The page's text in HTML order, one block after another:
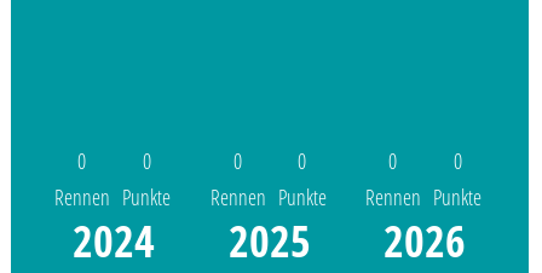
0
Rennen
0
Punkte
2024
0
Rennen
0
Punkte
2025
0
Rennen
0
Punkte
2026